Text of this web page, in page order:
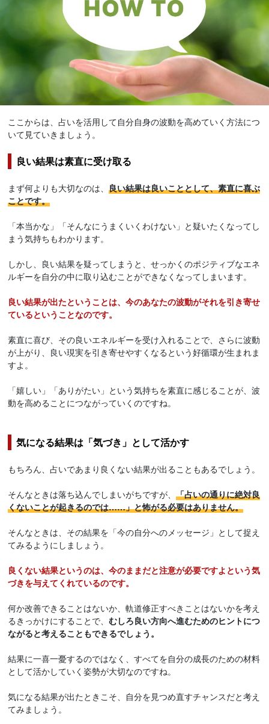
ここからは、占いを活用して自分自身の波動を高めていく方法につ
いて見ていきましょう。
良い結果は素直に受け取る
まず何よりも大切なのは、良い結果は良いこととして、素直に喜ぶ
ことです。
「本当かな」「そんなにうまくいくわけない」と疑いたくなってし
まう気持ちもわかります。
しかし、良い結果を疑ってしまうと、せっかくのポジティブなエネ
ルギーを自分の中に取り込むことができなくなってしまいます。
良い結果が出たということは、今のあなたの波動がそれを引き寄せ
ているということなのです。
素直に喜び、その良いエネルギーを受け入れることで、さらに波動
が上がり、良い現実を引き寄せやすくなるという好循環が生まれま
すよ。
「嬉しい」「ありがたい」という気持ちを素直に感じることが、波
動を高めることにつながっていくのですね。
気になる結果は「気づき」として活かす
もちろん、占いであまり良くない結果が出ることもあるでしょう。
そんなときは落ち込んでしまいがちですが、「占いの通りに絶対良
くないことが起きるのでは……」と怖がる必要はありません。
そんなときは、その結果を「今の自分へのメッセージ」として捉え
てみるようにしましょう。
良くない結果というのは、今のままだと注意が必要ですよという気
づきを与えてくれているのです。
何か改善できることはないか、軌道修正すべきことはないかを考え
るきっかけにすることで、むしろ良い方向へ進むためのヒントにつ
ながると考えることもできるでしょう。
結果に一喜一憂するのではなく、すべてを自分の成長のための材料
として活かしていく姿勢が大切なのですね。
気になる結果が出たときこそ、自分を見つめ直すチャンスだと考え
てみましょう。